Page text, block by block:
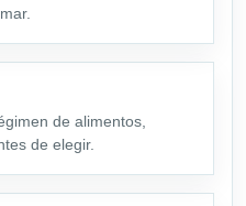
de alimentos,
de elegir.